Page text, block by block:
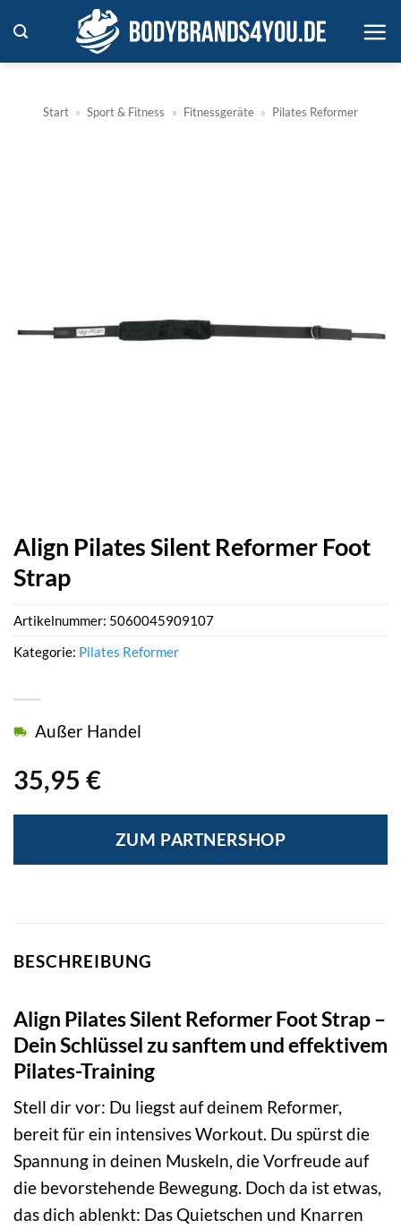
Inhalt
springen
Start » Sport & Fitness » Fitnessgeräte » Pilates Reformer
Align Pilates Silent Reformer Foot
Strap
35,95 €
Außer Handel
ZUM PARTNERSHOP
Artikelnummer: 5060045909107
Kategorie: Pilates Reformer
BESCHREIBUNG
Align Pilates Silent Reformer Foot Strap –
Dein Schlüssel zu sanftem und effektivem
Pilates-Training
Stell dir vor: Du liegst auf deinem Reformer,
bereit für ein intensives Workout. Du spürst die
Spannung in deinen Muskeln, die Vorfreude auf
die bevorstehende Bewegung. Doch da ist etwas,
das dich ablenkt: Das Quietschen und Knarren